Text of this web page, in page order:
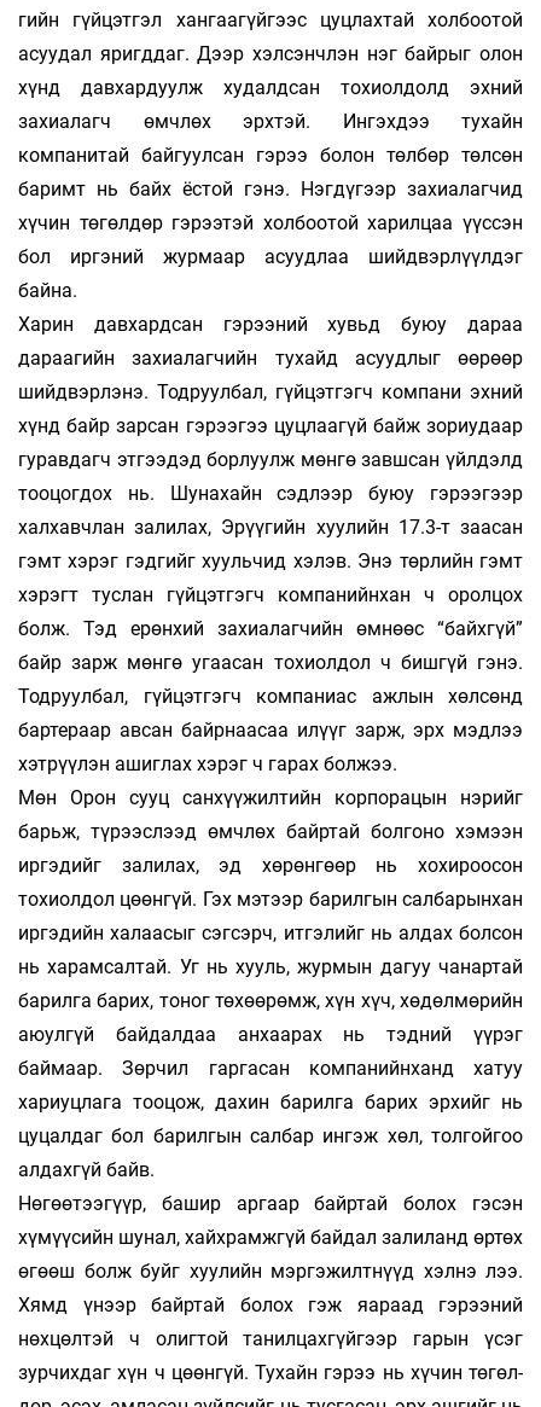
гийн гүй­цэт­­гэл хангаагүйгээс цуцлахтай хол­­­боо­­­той
асуу­­дал яригддаг. Дээр хэлсэнчлэн нэг бай­рыг олон
хүнд дав­­хардуулж худалдсан то­­хиол­­­­­­долд эх­ний
захиалагч өмчлөх эрхтэй. Ин­­гэх­дээ ту­хайн
компанитай байгуулсан гэрээ бо­лон төл­бөр төлсөн
баримт нь байх ёстой гэнэ. Нэг­­дү­­гээр захиалагчид
хүчин төгөлдөр гэрээ­­тэй хол­­­­боо­­­той харилцаа үүссэн
бол иргэний жур­­­­­­маар асуудлаа шийдвэрлүүлдэг
байна.
Харин давхардсан гэрээний хувьд буюу да­раа
дараагийн захиалагчийн тухайд асуудлыг өө­рөөр
шийдвэрлэнэ. Тодруулбал, гүйцэтгэгч ком­пани эхний
хүнд байр зарсан гэрээгээ цуц­­лаа­гүй байж зориудаар
гуравдагч этгээдэд бор­луулж мөнгө завшсан үйлдэлд
тооцогдох нь. Шу­­нахайн сэдлээр буюу гэрээгээр
халхав­­ч­­лан залилах, Эрүүгийн хуулийн 17.3-т заа­­сан
гэмт хэрэг гэдгийг хуульчид хэлэв. Энэ төр­­­лийн гэмт
хэрэгт туслан гүйцэтгэгч компа­­нийн­­хан ч оролцох
болж. Тэд ерөнхий захиалаг­­­­­чийн өм­­­­нөөс “байхгүй”
байр зарж мөнгө уга­­а­­сан то­хиол­дол ч бишгүй гэнэ.
Тодруулбал, гүйцэт­­­­гэгч ком­­­­­­паниас ажлын хөлсөнд
бартераар ав­­­сан байр­­­­­наасаа илүүг зарж, эрх мэдлээ
хэтрүү­­лэн ашиг­­­­лах хэрэг ч гарах болжээ.
Мөн Орон сууц санхүүжилтийн корпора­цын нэ­рийг
барьж, түрээслээд өмчлөх байртай бол­гоно хэмээн
иргэдийг залилах, эд хөрөн­гөөр нь хо­хироосон
тохиолдол цөөнгүй. Гэх мэ­­­­тээр ба­­рилгын салбарынхан
иргэдийн халаа­­сыг сэг­сэрч, итгэлийг нь алдах болсон
нь харам­­­сал­­­­тай. Уг нь хууль, журмын дагуу чанартай
ба­­­рилга ба­­рих, тоног төхөөрөмж, хүн хүч, хөдөл­мө­­­­рийн
аюулгүй байдалдаа анхаарах нь тэдний үү­рэг
баймаар. Зөрчил гаргасан компа­нийн­­­ханд хатуу
хариуцлага тооцож, дахин ба­рилга ба­­рих эрхийг нь
цуцалдаг бол барилгын сал­­бар ин­­­­­­­­­­­­­гэж хөл, толгойгоо
алдахгүй байв.
Нөгөөтээгүүр, башир аргаар байртай бо­лох гэсэн
хүмүүсийн шунал, хайхрамжгүй бай­дал залиланд өртөх
өгөөш болж буйг хуу­­лийн мэр­гэжилтнүүд хэлнэ лээ.
Хямд үнээр байр­­тай бо­лох гэж яараад гэрээний
нөхцөлтэй ч олиг­той та­нилцахгүйгээр гарын үсэг
зурчих­­даг хүн ч цөөнгүй. Тухайн гэрээ нь хүчин төгөл­